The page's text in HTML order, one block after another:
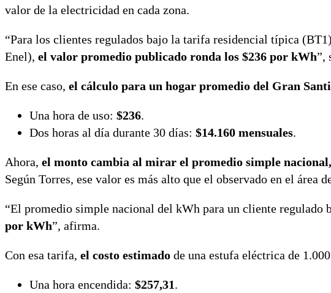
valor de la electricidad en cada zona.
“Para los clientes regulados bajo la tarifa residencial típica
Enel), el valor promedio publicado ronda los $236 por kWh”,
En ese caso, el cálculo para un hogar promedio del Gran
Una hora de uso: $236.
Dos horas al día durante 30 días: $14.160 mensuales.
Ahora, el monto cambia al mirar el promedio simple
Según Torres, ese valor es más alto que el observado en el área
“El promedio simple nacional del kWh para un cliente
por kWh”, afirma.
Con esa tarifa, el costo estimado de una estufa eléctrica de
Una hora encendida: $257,31.